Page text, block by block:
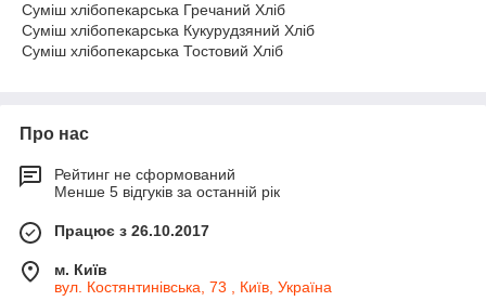
Суміш хлібопекарська Гречаний Хліб
Суміш хлібопекарська Кукурудзяний Хліб
Суміш хлібопекарська Тостовий Хліб
Про нас
Рейтинг не сформований
Менше 5 відгуків за останній рік
Працює з 26.10.2017
м. Київ
вул. Костянтинівська, 73 , Київ, Україна